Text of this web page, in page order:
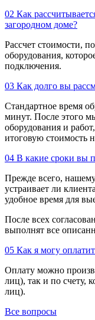
02 Как
загородном доме?
Рассчет стоимости,
оборудования,
подключения.
03 Как долго вы
Стандартное время
минут. После этого
оборудования и
итоговую стоимость
04 В какие сроки вы
Прежде всего,
устраивает ли
удобное время для
После всех
выполнят все
05 Как я могу
Оплату можно
лиц), так и по счету,
лиц).
Все вопросы